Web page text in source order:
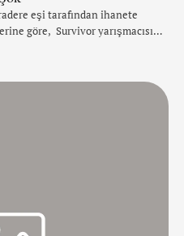
eşi tarafından ihanete
göre, Survivor yarışmacısı
sosyal medyada tanıştığı genç
yakın çevresine boşanmaya
söylüyor. Başka